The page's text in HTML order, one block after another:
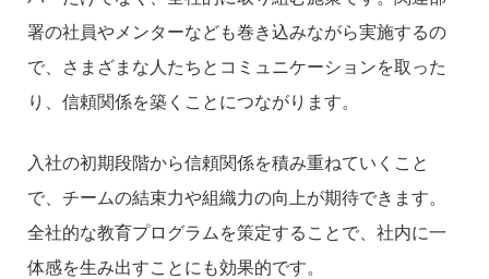
署の社員やメンターなども巻き込みながら実施するの
で、さまざまな人たちとコミュニケーションを取った
り、信頼関係を築くことにつながります。
入社の初期段階から信頼関係を積み重ねていくこと
で、チームの結束力や組織力の向上が期待できます。
全社的な教育プログラムを策定することで、社内に一
体感を生み出すことにも効果的です。